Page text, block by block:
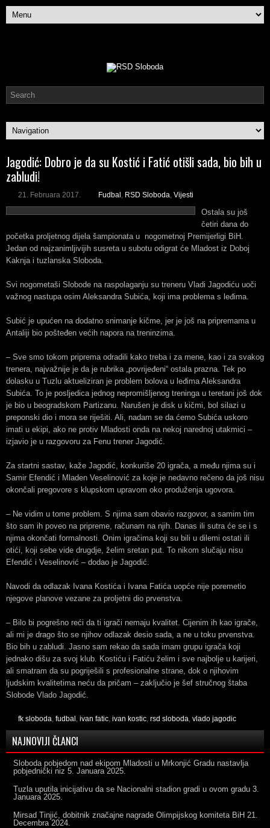
Jagodić: Dobro je da su Kostić i Fatić otišli sada, bio bih u
zabludi!
21. Februara 2017. Fudbal , RSD Sloboda, Vijesti
Ostala su još
četiri dana do
početka proljetnog dijela šampionata u nogometnoj Premijerligi BiH.
Jedan od najzanimljivijih susreta u subotu odigrat će Mladost iz Doboj
Kaknja i tuzlanska Sloboda.
Svi nogometaši Slobode na raspolaganju su treneru Vladi Jagodiću uoči
važnog nastupa osim Aleksandra Subića, koji ima problema s leđima.
Subić je upućen na dodatno snimanje kičme, jer je još na pripremama u
Antaliji bio pošteđen većih napora na treninzima.
– Sve smo tokom priprema odradili kako treba i za mene, kao i za svakog
trenera, najvažnije je da je rubrika „povrijeđeni“ ostala prazna. Tek po
dolasku u Tuzlu aktueliziran je problem bolova u leđima Aleksandra
Subića. To je posljedica jednog nepromišljenog treninga u teretani još dok
je bio u beogradskom Partizanu. Narušen je disk u kičmi, bol silazi u
preponski dio i mora se riješiti. Ali, nadam se da ćemo Subića uskoro
imati u ekipi, ako ne protiv Mladosti onda na nekoj narednoj utakmici –
izjavio je u razgovoru za Fenu trener Jagodić.
Za startni sastav, kaže Jagodić, konkuriše 20 igrača, a među njima su i
Samir Efendić i Mladen Veselinović za koje je nedavno rečeno da još nisu
okončali pregovore s klupskom upravom oko produženja ugovora.
– Ne vidim u tome problem. S njima sam obavio razgovor, a samim tim
što sam ih poveo na pripreme, računam na njih. Danas ili sutra će se i s
njima okončati formalnosti. Onim igračima koji su bili u dilemi ostati ili
otići, koji sebe vide drugdje, želim sretan put. To nikom slučaju nisu
Efendić i Veselinović – dodao je Jagodić.
Navodi da odlazak Ivana Kostića i Ivana Fatića uopće nije poremetio
njegove planove vezane za proljetni dio prvenstva.
– Bilo bi pogrešno reći da ti igrači nemaju kvalitet. Cijenim ih kao igrače,
ali mi je drago što se njihov odlazak desio sada, a ne u toku prvenstva.
Bio bih u zabludi. Jasno sam rekao da sada imam grupu igrača koji
jednako dišu za svoj klub. Kostiću i Fatiću želim i sve najbolje u karijeri,
ali smatram da su pogriješili s profesionalne strane, dok o njihovim
ljudskim kvalitetima neću da pričam – zaključio je šef stručnog štaba
Slobode Vlado Jagodić.
fk sloboda, fudbal , ivan fatic, ivan kostic, rsd sloboda, vlado jagodic
NAJNOVIJI ČLANCI
Sloboda pobjedom nad ekipom Mladosti u Mrkonjić Gradu nastavlja
pobjednički niz 5. Januara 2025.
Tuzla uputila inicijativu da se Nacionalni stadion gradi u ovom gradu 3.
Januara 2025.
Mirsad Tinjić, dobitnik značajne nagrade Olimpijskog komiteta BiH 21.
Decembra 2024.